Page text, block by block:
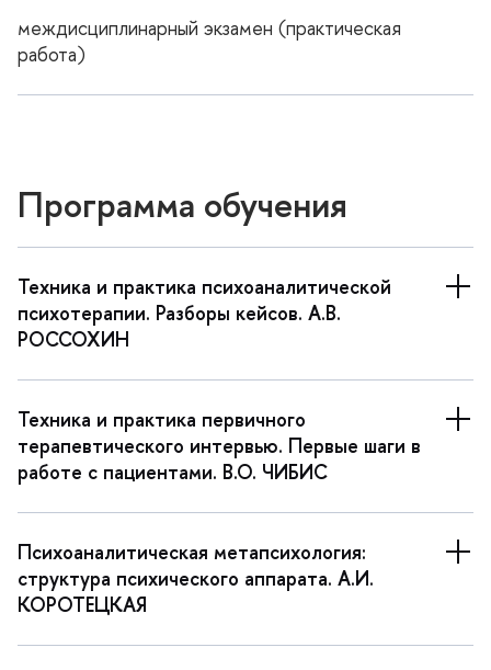
междисциплинарный экзамен (практическая
работа)
Программа обучения
Техника и практика психоаналитической
психотерапии. Разборы кейсов. А.В.
РОССОХИН
Техника и практика первичного
терапевтического интервью. Первые шаги
работе с пациентами. В.О. ЧИБИС
Психоаналитическая метапсихология:
структура психического аппарата. А.И.
КОРОТЕЦКАЯ